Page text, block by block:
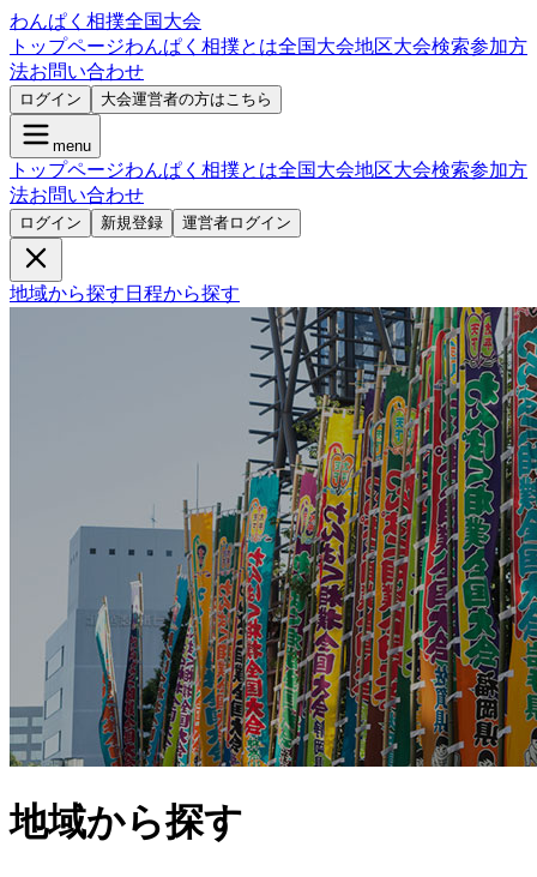
わんぱく相撲全国大会
トップページわんぱく相撲とは全国大会地区大会検索参加方
法お問い合わせ
ログイン 大会運営者の方はこちら
menu
トップページわんぱく相撲とは全国大会地区大会検索参加方
法お問い合わせ
ログイン 新規登録 運営者ログイン
地域から探す 日程から探す
地域から探す